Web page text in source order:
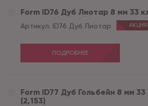
Form ID76 Дуб Лиотар 8 мм 33
Артикул: ID76 Дуб Лиотар АКЦИЯ
ПОДРОБНЕЕ
Form ID77 Дуб Гольбейн 8 мм
(2,153)